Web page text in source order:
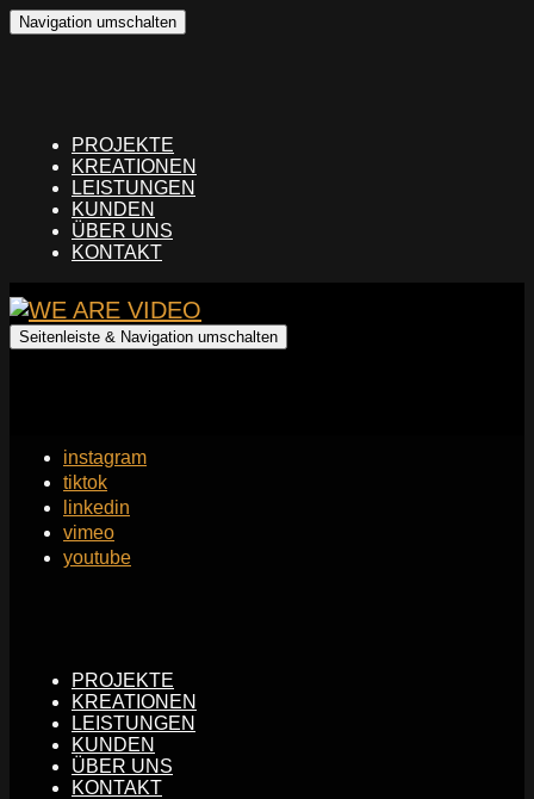
Navigation umschalten
PROJEKTE
KREATIONEN
LEISTUNGEN
KUNDEN
ÜBER UNS
KONTAKT
Seitenleiste & Navigation umschalten
instagram
tiktok
linkedin
vimeo
youtube
PROJEKTE
KREATIONEN
LEISTUNGEN
KUNDEN
ÜBER UNS
KONTAKT